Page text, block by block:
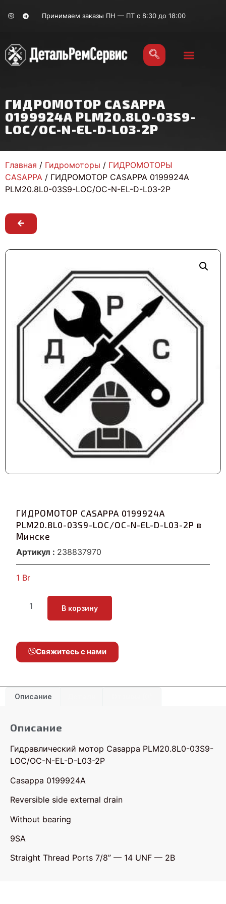
Принимаем заказы ПН — ПТ с 8:30 до 18:00
ГИДРОМОТОР CASAPPA
0199924A PLM20.8L0-03S9-
LOC/OC-N-EL-D-L03-2P
Главная / Гидромоторы / ГИДРОМОТОРЫ
CASAPPA / ГИДРОМОТОР CASAPPA 0199924A
PLM20.8L0-03S9-LOC/OC-N-EL-D-L03-2P
ГИДРОМОТОР CASAPPA 0199924A
PLM20.8L0-03S9-LOC/OC-N-EL-D-L03-2P в
Минске
Артикул : 238837970
1 Br
В корзину
Свяжитесь с нами
Описание
Описание
Гидравлический мотор Casappa PLM20.8L0-03S9-
LOC/OC-N-EL-D-L03-2P
Casappa 0199924A
Reversible side external drain
Without bearing
9SA
Straight Thread Ports 7/8” — 14 UNF — 2B